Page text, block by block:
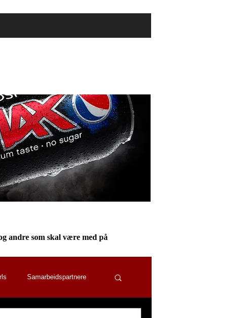
andre som skal være med på
Samarbeidspartnere